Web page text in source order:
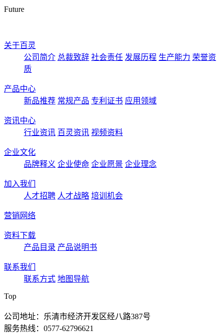
Future
关于百灵
公司简介 总裁致辞 社会责任 发展历程 生产能力 荣誉资
质
产品中心
新品推荐 常规产品 专利证书 应用领域
资讯中心
行业资讯 百灵资讯 视频资料
企业文化
品牌释义 企业使命 企业愿景 企业理念
加入我们
人才招聘 人才战略 培训机会
营销网络
资料下载
产品目录 产品说明书
联系我们
联系方式 地图导航
Top
公司地址：乐清市经济开发区经八路387号
服务热线：0577-62796621